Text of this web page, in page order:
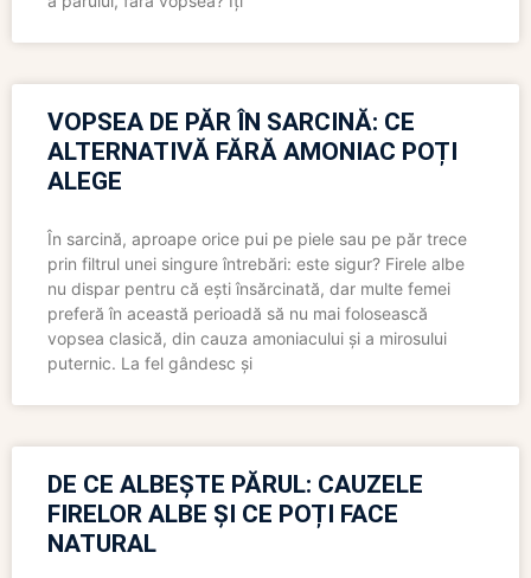
VOPSEA DE PĂR ÎN SARCINĂ: CE
ALTERNATIVĂ FĂRĂ AMONIAC POȚI
ALEGE
În sarcină, aproape orice pui pe piele sau pe păr trece
prin filtrul unei singure întrebări: este sigur? Firele albe
nu dispar pentru că ești însărcinată, dar multe femei
preferă în această perioadă să nu mai folosească
vopsea clasică, din cauza amoniacului și a mirosului
puternic. La fel gândesc și
DE CE ALBEȘTE PĂRUL: CAUZELE
FIRELOR ALBE ȘI CE POȚI FACE
NATURAL